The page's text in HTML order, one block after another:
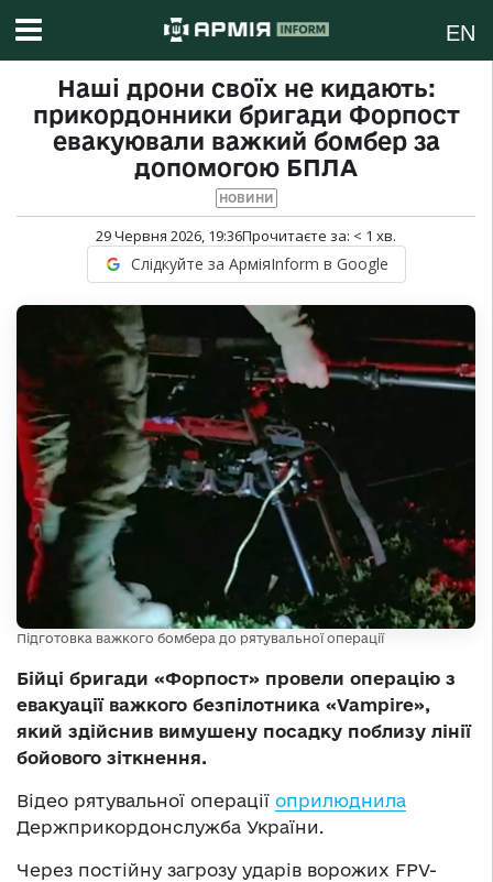
EN
Наші дрони своїх не кидають:
прикордонники бригади Форпост
евакуювали важкий бомбер за
допомогою БПЛА
НОВИНИ
29 Червня 2026, 19:36Прочитаєте за: < 1 хв.
Слідкуйте за АрміяInform в Google
Підготовка важкого бомбера до рятувальної операції
Бійці бригади «Форпост» провели операцію з
евакуації важкого безпілотника «Vampire»,
який здійснив вимушену посадку поблизу лінії
бойового зіткнення.
Відео рятувальної операції оприлюднила
Держприкордонслужба України.
Через постійну загрозу ударів ворожих FPV-